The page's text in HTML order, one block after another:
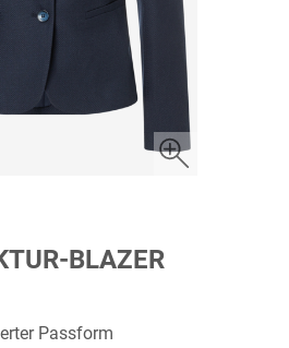
BLAZER
Passform